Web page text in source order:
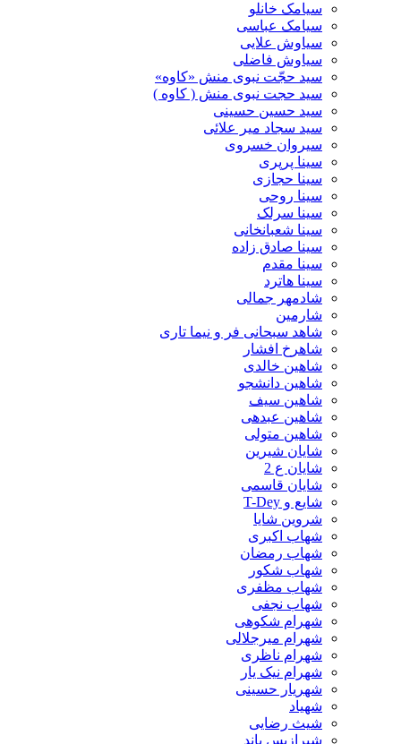
سیامک خانلو
سیامک عباسی
سیاوش علایی
سیاوش فاضلی
سید حجّت نبوی منش «کاوه»
سید حجت نبوی منش ( کاوه )
سید حسین حسینى
سید سجاد میر علائی
سیروان خسروی
سینا پرپری
سینا حجازی
سینا روحی
سینا سرلک
سینا شعبانخانی
سینا صادق زاده
سینا مقدم
سینا هاترد
شادمهر جمالی
شارمین
شاهد سبحانی فر و نیما تاری
شاهرخ افشار
شاهین خالدی
شاهین دانشجو
شاهین سیف
شاهین عبدهی
شاهین متولی
شایان شیرین
شایان ع 2
شایان قاسمی
شایع و T-Dey
شروین شایا
شهاب اکبری
شهاب رمضان
شهاب شکور
شهاب مظفری
شهاب نجفی
شهرام شکوهی
شهرام میرجلالی
شهرام ناظری
شهرام نیک یار
شهریار حسینی
شهیاد
شیث رضایی
شیرازیس باند